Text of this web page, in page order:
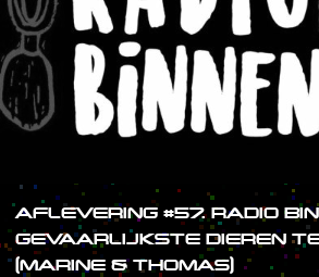
AFLEVERING #57. RADIO
GEVAARLIJKSTE DIEREN
(MARINE & THOMAS)